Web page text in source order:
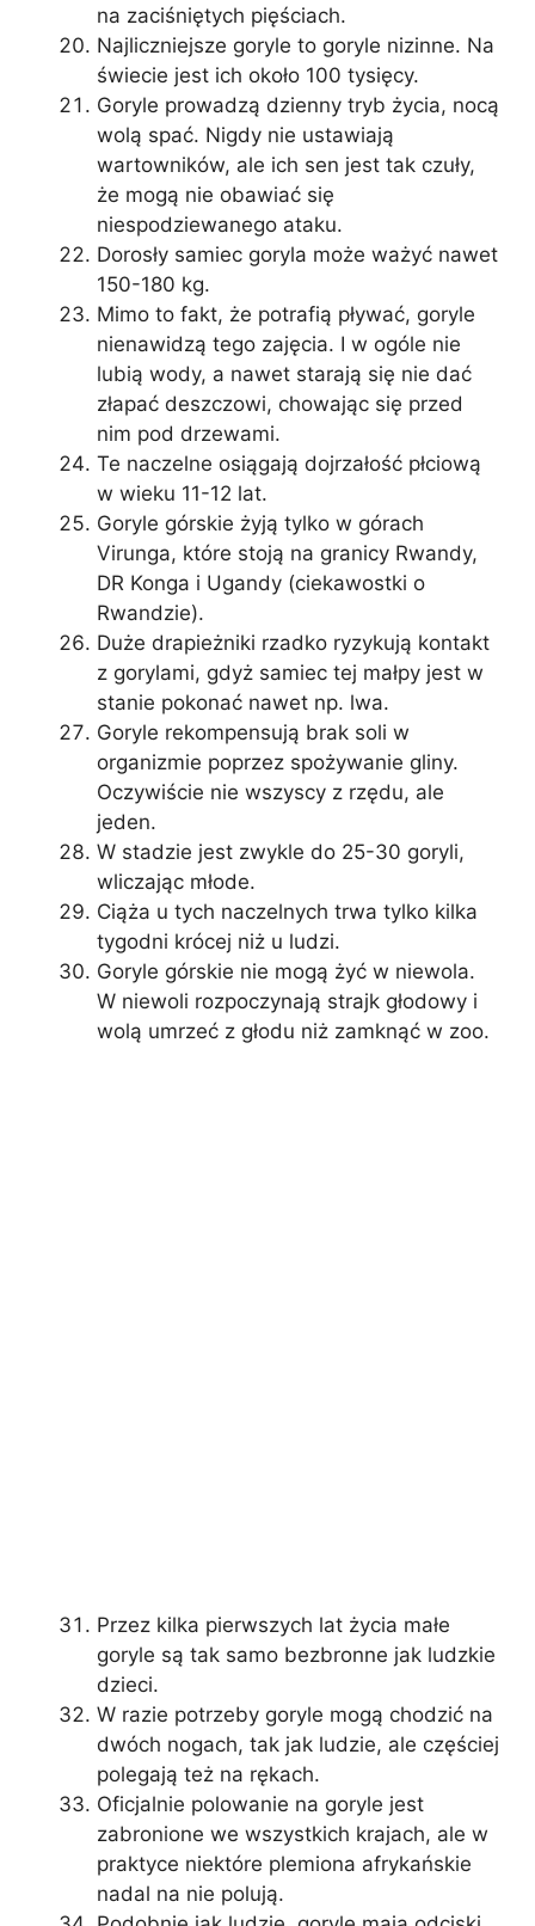
na zaciśniętych pięściach.
Najliczniejsze goryle to goryle nizinne. Na
świecie jest ich około 100 tysięcy.
Goryle prowadzą dzienny tryb życia, nocą
wolą spać. Nigdy nie ustawiają
wartowników, ale ich sen jest tak czuły,
że mogą nie obawiać się
niespodziewanego ataku.
Dorosły samiec goryla może ważyć nawet
150-180 kg.
Mimo to fakt, że potrafią pływać, goryle
nienawidzą tego zajęcia. I w ogóle nie
lubią wody, a nawet starają się nie dać
złapać deszczowi, chowając się przed
nim pod drzewami.
Te naczelne osiągają dojrzałość płciową
w wieku 11-12 lat.
Goryle górskie żyją tylko w górach
Virunga, które stoją na granicy Rwandy,
DR Konga i Ugandy (ciekawostki o
Rwandzie).
Duże drapieżniki rzadko ryzykują kontakt
z gorylami, gdyż samiec tej małpy jest w
stanie pokonać nawet np. lwa.
Goryle rekompensują brak soli w
organizmie poprzez spożywanie gliny.
Oczywiście nie wszyscy z rzędu, ale
jeden.
W stadzie jest zwykle do 25-30 goryli,
wliczając młode.
Ciąża u tych naczelnych trwa tylko kilka
tygodni krócej niż u ludzi.
Goryle górskie nie mogą żyć w niewola.
W niewoli rozpoczynają strajk głodowy i
wolą umrzeć z głodu niż zamknąć w zoo.
Przez kilka pierwszych lat życia małe
goryle są tak samo bezbronne jak ludzkie
dzieci.
W razie potrzeby goryle mogą chodzić na
dwóch nogach, tak jak ludzie, ale częściej
polegają też na rękach.
Oficjalnie polowanie na goryle jest
zabronione we wszystkich krajach, ale w
praktyce niektóre plemiona afrykańskie
nadal na nie polują.